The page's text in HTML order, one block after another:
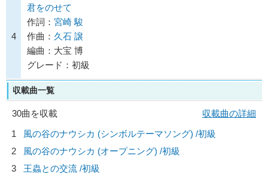
4
君をのせて
作詞： 宮崎 駿
作曲： 久石 譲
編曲：大宝 博
グレード：初級
収載曲一覧
30曲を収載
収載曲の詳細
1
風の谷のナウシカ (シンボルテーマソング) /初級
2
風の谷のナウシカ (オープニング) /初級
3
王蟲との交流 /初級